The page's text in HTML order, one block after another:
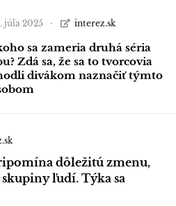
júla 2025 interez.sk
sa zameria druhá séria
Zdá sa, že sa to tvorcovia
divákom naznačiť týmto
dôležitú zmenu,
ľudí. Týka sa